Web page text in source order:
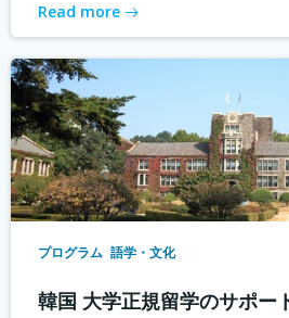
Read more
プログラム 語学・文化
韓国 大学正規留学のサポー